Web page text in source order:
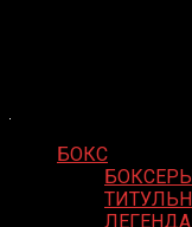
БОКС